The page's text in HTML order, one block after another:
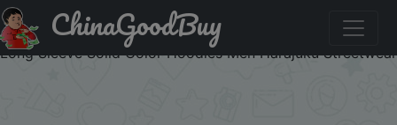
Купити по знижці O79812AFGSD4 2023 Spring Mens
Hoodies Casual Printed Sweatshirt Men Pullovers Fashion
Long Sleeve Solid Color Hoodies Men Harajuku Streetwear
ChinaGoodBuy